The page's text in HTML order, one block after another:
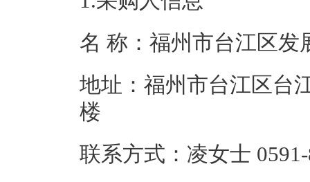
名 称：福州市台
地址：福州市台江区台
楼
联系方式：凌女